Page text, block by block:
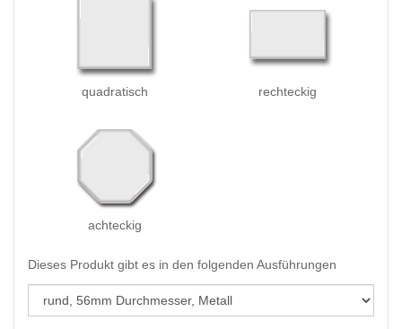
quadratisch rechteckig
achteckig
Dieses Produkt gibt es in den folgenden Ausführungen